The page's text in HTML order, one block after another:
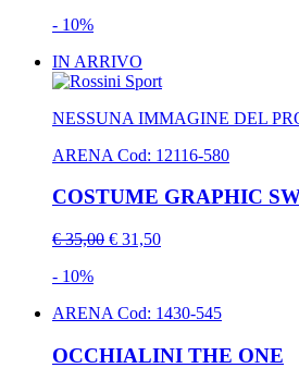
- 10%
IN ARRIVO
NESSUNA IMMAGINE DEL
ARENA Cod: 12116-580
COSTUME GRAPHIC
€ 35,00 € 31,50
- 10%
ARENA Cod: 1430-545
OCCHIALINI THE ONE